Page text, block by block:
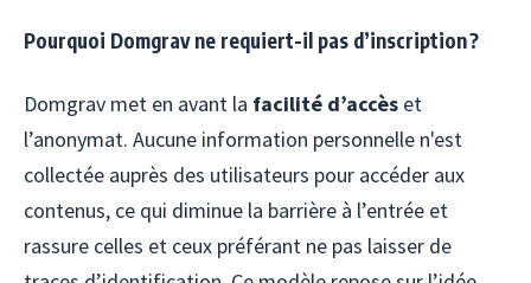
Pourquoi Domgrav ne requiert-il pas d’inscription ?
Domgrav met en avant la facilité d’accès et
l’anonymat. Aucune information personnelle n'est
collectée auprès des utilisateurs pour accéder aux
contenus, ce qui diminue la barrière à l’entrée et
rassure celles et ceux préférant ne pas laisser de